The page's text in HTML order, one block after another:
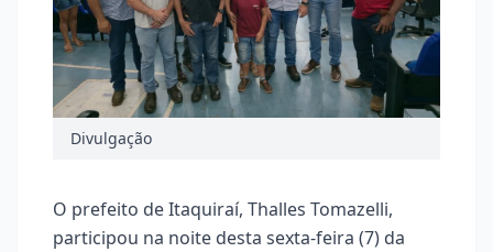
Divulgação
O prefeito de Itaquiraí, Thalles Tomazelli,
participou na noite desta sexta-feira (7) da